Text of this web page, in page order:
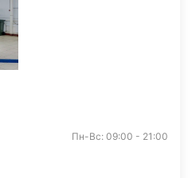
Пн-Вс: 09:00 - 21:00